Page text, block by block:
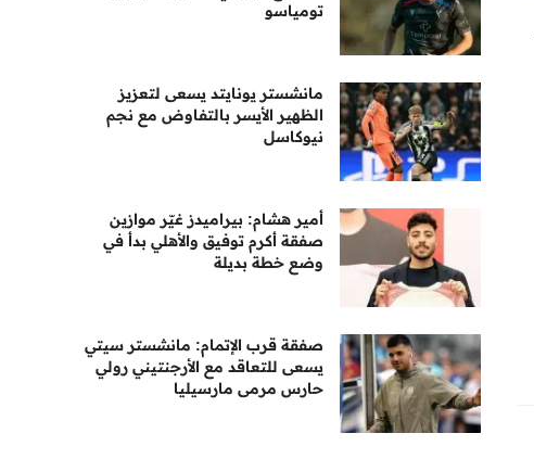
تومياسو
مانشستر يونايتد يسعى لتعزيز
الظهير الأيسر بالتفاوض مع نجم
نيوكاسل
أمير هشام: بيراميدز غيّر موازين
صفقة أكرم توفيق والأهلي بدأ في
وضع خطة بديلة
صفقة قرب الإتمام: مانشستر سيتي
يسعى للتعاقد مع الأرجنتيني رولي
حارس مرمى مارسيليا